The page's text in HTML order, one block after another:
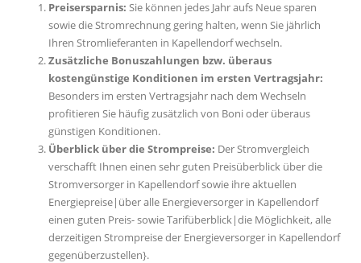
Preisersparnis: Sie können jedes Jahr aufs Neue sparen
sowie die Stromrechnung gering halten, wenn Sie jährlich
Ihren Stromlieferanten in Kapellendorf wechseln.
Zusätzliche Bonuszahlungen bzw. überaus
kostengünstige Konditionen im ersten Vertragsjahr:
Besonders im ersten Vertragsjahr nach dem Wechseln
profitieren Sie häufig zusätzlich von Boni oder überaus
günstigen Konditionen.
Überblick über die Strompreise: Der Stromvergleich
verschafft Ihnen einen sehr guten Preisüberblick über die
Stromversorger in Kapellendorf sowie ihre aktuellen
Energiepreise|über alle Energieversorger in Kapellendorf
einen guten Preis- sowie Tarifüberblick|die Möglichkeit, alle
derzeitigen Strompreise der Energieversorger in Kapellendorf
gegenüberzustellen}.